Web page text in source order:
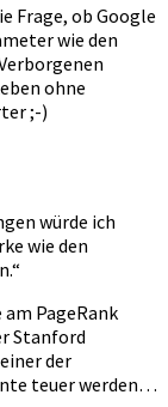
Frage, ob Google
wie den
ohne
;-)
würde ich
wie den
PageRank
Stanford
der
teuer werden…